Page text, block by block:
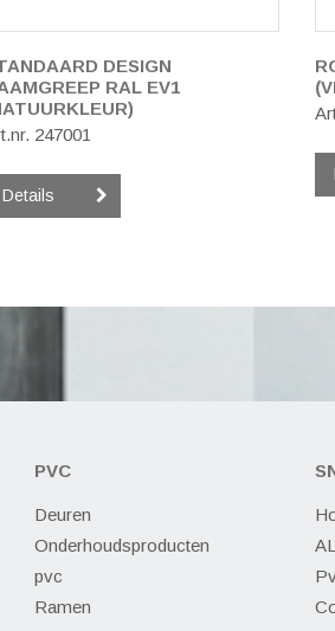
DESIGN
RAL EV1
247001
Details
PVC
Deuren
Onderhoudsproducten
pvc
Ramen